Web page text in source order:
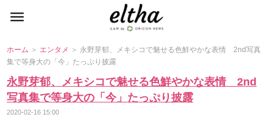
ホーム ＞ エンタメ ＞ 永野芽郁、メキシコで魅せる色鮮やかな表情 2nd写真
集で等身大の「今」たっぷり披露
永野芽郁、メキシコで魅せる色鮮やかな表情 2nd
写真集で等身大の「今」たっぷり披露
2020-02-16 15:00